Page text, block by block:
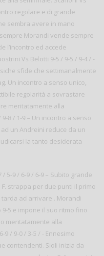
regolare e di grande
sembra avere in mano
Morandi vende sempre
l’incontro ed accede
Vs Belotti 9-5 / 9-5 / 9-4 / -
sfide che settimanalmente
Un incontro a senso unico,
regolarità a sovrastare
meritatamente alla
8 / 1-9 – Un incontro a senso
un Andreini reduce da un
la tanto desiderata
5-9 / 6-9 / 6-9 – Subito grande
strappa per due punti il primo
ad arrivare . Morandi
5 e impone il suo ritmo fino
meritatamente alla
9 / 9-0 / 3-5 / - Ennesimo
contendenti. Sioli inizia da